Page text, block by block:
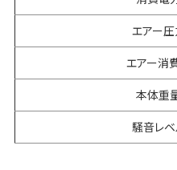
エアー
エアー消
本体重
騒音レ